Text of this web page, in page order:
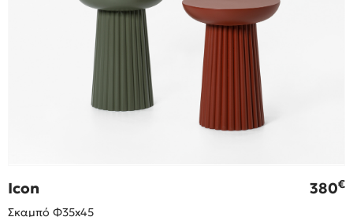
Icon 380€
Σκαμπό Φ35x45